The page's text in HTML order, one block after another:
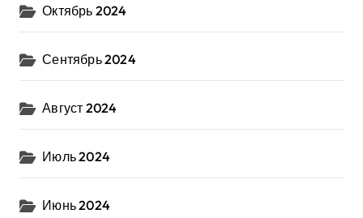
Октябрь 2024
Сентябрь 2024
Август 2024
Июль 2024
Июнь 2024